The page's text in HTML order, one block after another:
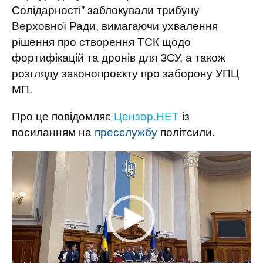
Солідарності” заблокували трибуну
Верховної Ради, вимагаючи ухвалення
рішення про створення ТСК щодо
фортифікацій та дронів для ЗСУ, а також
розгляду законопроєкту про заборону УПЦ
МП.
Про це повідомляє Цензор.НЕТ із
посиланням на пресслужбу політсили.
Відеопрогравач